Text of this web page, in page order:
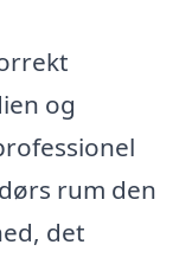
og
rum den
det